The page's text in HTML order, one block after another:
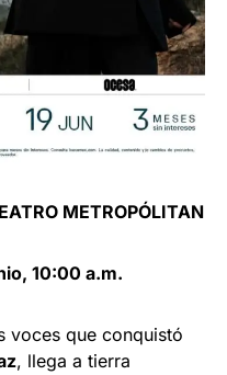
METROPÓLITAN
10:00 a.m.
voces que conquistó
, llega a tierra